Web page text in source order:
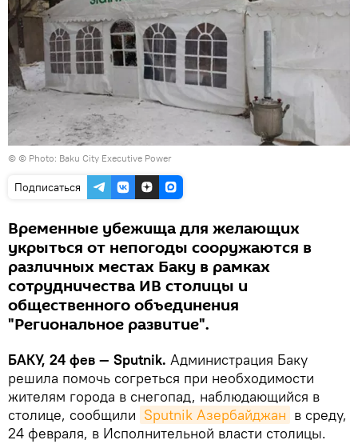
© © Photo: Baku City Executive Power
Подписаться
Временные убежища для желающих
укрыться от непогоды сооружаются в
различных местах Баку в рамках
сотрудничества ИВ столицы и
общественного объединения
"Региональное развитие".
БАКУ, 24 фев — Sputnik. Администрация Баку
решила помочь согреться при необходимости
жителям города в снегопад, наблюдающийся в
столице, сообщили Sputnik Азербайджан в среду,
24 февраля, в Исполнительной власти столицы.